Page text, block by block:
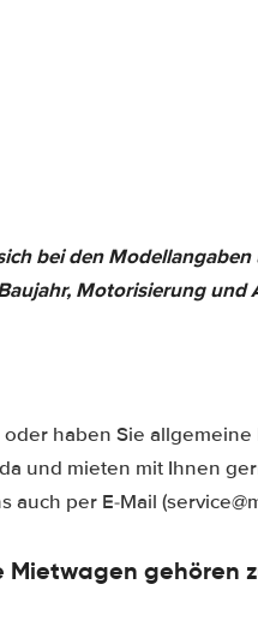
bei den
Motorisierung
haben Sie allgemeine
und mieten mit Ihnen
auch per E-Mail
gehören